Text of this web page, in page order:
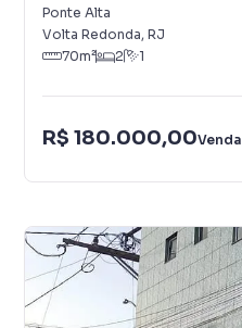
Ponte Alta
Volta Redonda, RJ
70m² 2 1
R$ 180.000,00Venda